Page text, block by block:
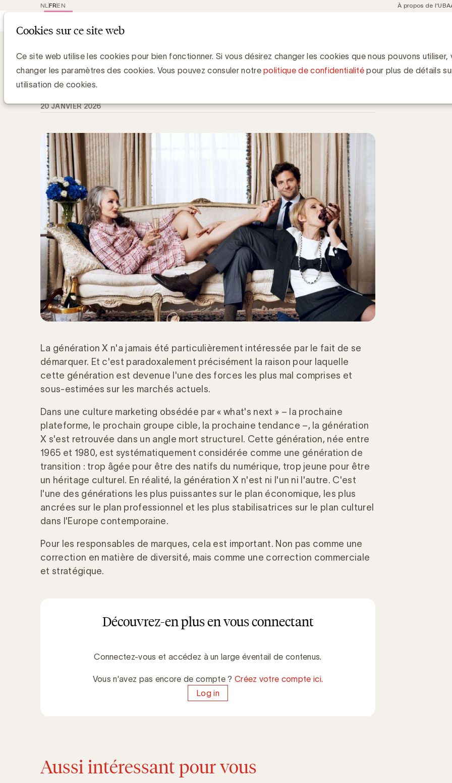
Cookies sur ce site web
Ce site web utilise les cookies pour bien fonctionner. Si vous désirez changer les cookies que nous pouvons utiliser,
changer les paramètres des cookies. Vous pouvez consuler notrepolitique de confidentialité pour plus de détails
utilisation de cookies.
EN
FR
NL
Meta
À propos de l'UBA
Génération X : pas cool à ignorer, coûteux à manquer
Kristel Vanderlinden - FutureKind
20 JANVIER 2026
La génération X n'a jamais été particulièrement intéressée par le fait de se
démarquer. Et c'est paradoxalement précisément la raison pour laquelle
cette génération est devenue l'une des forces les plus mal comprises et
sous-estimées sur les marchés actuels.
Dans une culture marketing obsédée par « what's next » – la prochaine
plateforme, le prochain groupe cible, la prochaine tendance –, la génération
X s'est retrouvée dans un angle mort structurel. Cette génération, née entre
1965 et 1980, est systématiquement considérée comme une génération de
transition : trop âgée pour être des natifs du numérique, trop jeune pour être
un héritage culturel. En réalité, la génération X n'est ni l'un ni l'autre. C'est
l'une des générations les plus puissantes sur le plan économique, les plus
ancrées sur le plan professionnel et les plus stabilisatrices sur le plan culturel
dans l'Europe contemporaine.
Pour les responsables de marques, cela est important. Non pas comme une
correction en matière de diversité, mais comme une correction commerciale
et stratégique.
Découvrez-en plus en vous connectant
Connectez-vous et accédez à un large éventail de contenus.
Vous n'avez pas encore de compte ? Créez votre compte ici.
Log in
Aussi intéressant pour vous